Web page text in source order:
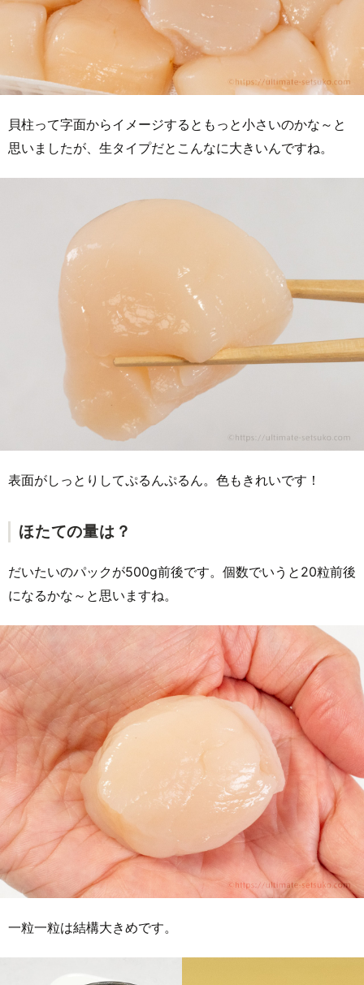
貝柱って字面からイメージするともっと小さいのかな～と
思いましたが、生タイプだとこんなに大きいんですね。
表面がしっとりしてぷるんぷるん。色もきれいです！
ほたての量は？
だいたいのパックが500g前後です。個数でいうと20粒前後
になるかな～と思いますね。
一粒一粒は結構大きめです。